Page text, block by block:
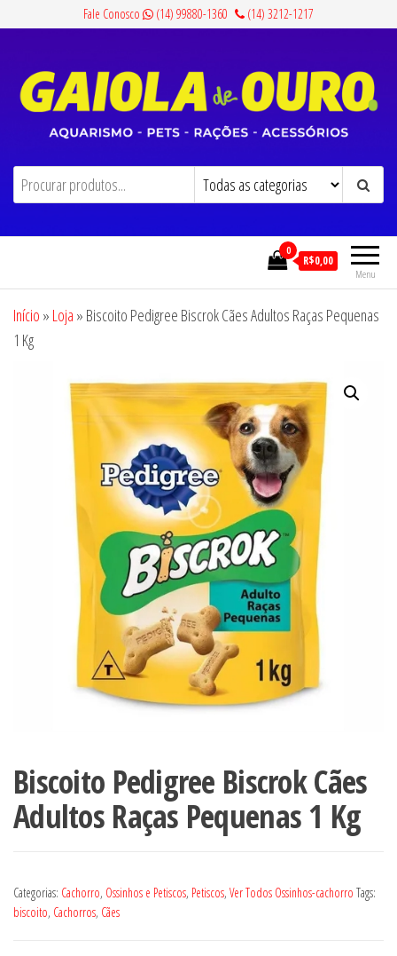
conteúdo
Fale Conosco (14) 99880-1360 (14) 3212-1217
Gaiola de Ouro Aquarismo, Pets, Rações e Acessórios
Menu
0
R$0,00
Início » Loja » Biscoito Pedigree Biscrok Cães Adultos Raças Pequenas
1 Kg
Biscoito Pedigree Biscrok Cães
Adultos Raças Pequenas 1 Kg
Categorias: Cachorro, Ossinhos e Petiscos, Petiscos, Ver Todos Ossinhos-cachorro Tags:
biscoito, Cachorros, Cães